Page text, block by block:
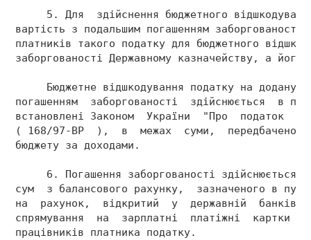
5. Для  здійснення бюджетного
вартість з подальшим погашенням
платників такого податку для бюджетного
заборгованості Державному казначейству, а
Бюджетне відшкодування податку на додану
погашенням  заборгованості  здійснюється  в
встановлені Законом  України  "Про  податок
( 168/97-ВР  ),  в  межах  суми,  передбаченої
бюджету за доходами.
6. Погашення заборгованості здійснюється
сум  з балансового рахунку,  зазначеного в
на  рахунок,  відкритий  у  державній
спрямування  на  зарплатні  платіжні  картки
працівників платника податку.